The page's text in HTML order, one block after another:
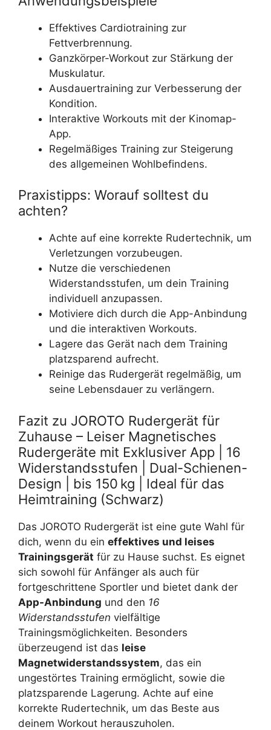
Effektives Cardiotraining zur
Fettverbrennung.
Ganzkörper-Workout zur Stärkung der
Muskulatur.
Ausdauertraining zur Verbesserung der
Kondition.
Interaktive Workouts mit der Kinomap-
App.
Regelmäßiges Training zur Steigerung
des allgemeinen Wohlbefindens.
Praxistipps: Worauf solltest du
achten?
Achte auf eine korrekte Rudertechnik, um
Verletzungen vorzubeugen.
Nutze die verschiedenen
Widerstandsstufen, um dein Training
individuell anzupassen.
Motiviere dich durch die App-Anbindung
und die interaktiven Workouts.
Lagere das Gerät nach dem Training
platzsparend aufrecht.
Reinige das Rudergerät regelmäßig, um
seine Lebensdauer zu verlängern.
Fazit zu JOROTO Rudergerät für
Zuhause – Leiser Magnetisches
Rudergeräte mit Exklusiver App | 16
Widerstandsstufen | Dual-Schienen-
Design | bis 150 kg | Ideal für das
Heimtraining (Schwarz)
Das JOROTO Rudergerät ist eine gute Wahl für
dich, wenn du ein effektives und leises
Trainingsgerät für zu Hause suchst. Es eignet
sich sowohl für Anfänger als auch für
fortgeschrittene Sportler und bietet dank der
App-Anbindung und den 16
Widerstandsstufen vielfältige
Trainingsmöglichkeiten. Besonders
überzeugend ist das leise
Magnetwiderstandssystem, das ein
ungestörtes Training ermöglicht, sowie die
platzsparende Lagerung. Achte auf eine
korrekte Rudertechnik, um das Beste aus
deinem Workout herauszuholen.